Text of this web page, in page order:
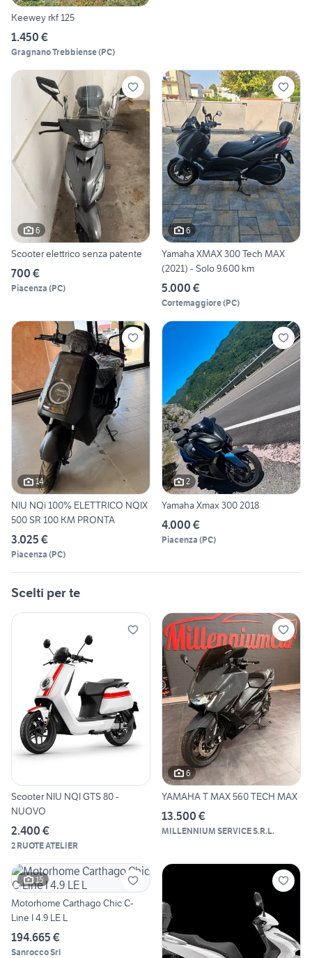
Keewey rkf 125
1.450 €
Gragnano Trebbiense(PC)
6
Scooter elettrico senza patente
700 €
Piacenza (PC)
6
Yamaha XMAX 300 Tech MAX
(2021) - Solo 9.600 km
5.000 €
Cortemaggiore(PC)
14
NIU NQi 100% ELETTRICO NQIX
500 SR 100 KM PRONTA
3.025 €
Piacenza (PC)
2
Yamaha Xmax 300 2018
4.000 €
Piacenza (PC)
Scelti per te
Scooter NIU NQI GTS 80 -
NUOVO
2.400 €
2 RUOTE ATELIER
6
YAMAHA T MAX 560 TECH MAX
13.500 €
MILLENNIUM SERVICE S.R.L.
15
Motorhome Carthago Chic C-
Line I 4.9 LE L
194.665 €
Sanrocco Srl